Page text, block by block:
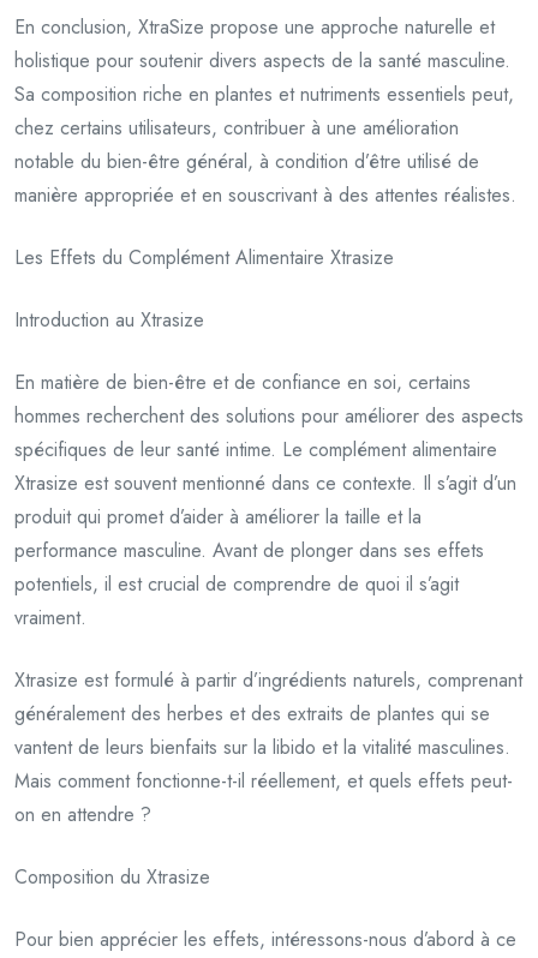
En conclusion, XtraSize propose une approche naturelle et
holistique pour soutenir divers aspects de la santé masculine.
Sa composition riche en plantes et nutriments essentiels peut,
chez certains utilisateurs, contribuer à une amélioration
notable du bien-être général, à condition d’être utilisé de
manière appropriée et en souscrivant à des attentes réalistes.
Les Effets du Complément Alimentaire Xtrasize
Introduction au Xtrasize
En matière de bien-être et de confiance en soi, certains
hommes recherchent des solutions pour améliorer des aspects
spécifiques de leur santé intime. Le complément alimentaire
Xtrasize est souvent mentionné dans ce contexte. Il s’agit d’un
produit qui promet d’aider à améliorer la taille et la
performance masculine. Avant de plonger dans ses effets
potentiels, il est crucial de comprendre de quoi il s’agit
vraiment.
Xtrasize est formulé à partir d’ingrédients naturels, comprenant
généralement des herbes et des extraits de plantes qui se
vantent de leurs bienfaits sur la libido et la vitalité masculines.
Mais comment fonctionne-t-il réellement, et quels effets peut-
on en attendre ?
Composition du Xtrasize
Pour bien apprécier les effets, intéressons-nous d’abord à ce